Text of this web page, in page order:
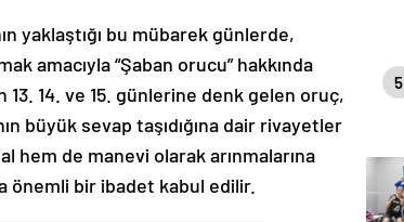
yaklaştığı bu mübarek günlerde,
amacıyla “Şaban orucu” hakkında
13. 14. ve 15. günlerine denk gelen oruç,
büyük sevap taşıdığına dair rivayetler
hem de manevi olarak arınmalarına
önemli bir ibadet kabul edilir.
5